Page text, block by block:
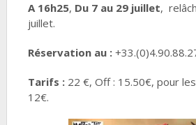
A 16h25, Du 7 au 29 juillet,
juillet.
Réservation au :
Tarifs : 22 €, Off : 15.50€, pour
12€.